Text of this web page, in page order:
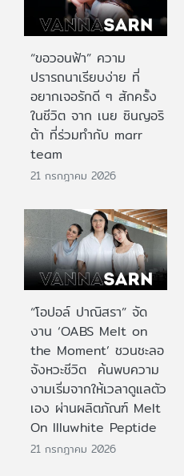
“ขอวอนฟ้า” ความ
ปรารถนาเรียบง่าย ที่
อยากเจอรักดี ๆ สักครั้ง
ในชีวิต จาก เนย ซินญอริ
ต้า ที่ร่วมทำกับ marr
team
21 กรกฎาคม 2026
“โอปอล์ ปาณิสรา” จัด
งาน ‘OABS Melt on
the Moment’ ชวนชะลอ
จังหวะชีวิต ค้นพบความ
งามเริ่มจากให้เวลาดูแลตัว
เอง ผ่านผลิตภัณฑ์ Melt
On Illuwhite Peptide
21 กรกฎาคม 2026